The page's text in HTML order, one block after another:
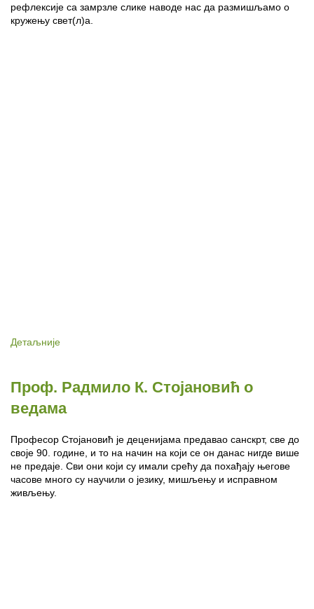
рефлексије са замрзле слике наводе нас да размишљамо о
кружењу свет(л)а.
Детаљније
Проф. Радмило К. Стојановић о
ведама
Професор Стојановић је деценијама предавао санскрт, све до
своје 90. године, и то на начин на који се он данас нигде више
не предаје. Сви они који су имали срећу да похађају његове
часове много су научили о језику, мишљењу и исправном
живљењу.